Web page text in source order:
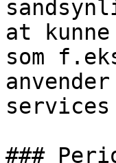
at
som
###